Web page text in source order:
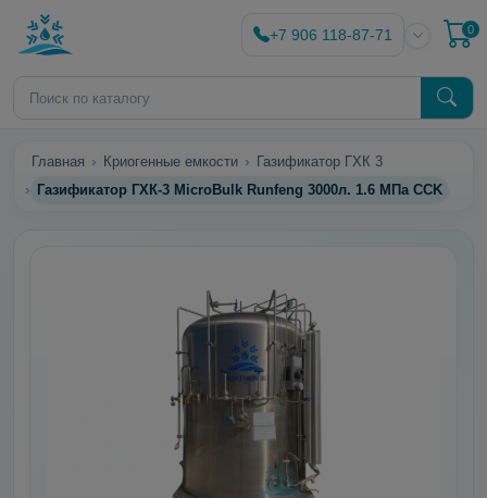
+7 906 118-87-71 0
Главная Криогенные емкости
Газификатор ГХК 3
Газификатор ГХК-3 MicroBulk Runfeng 3000л. 1.6 МПа CCK